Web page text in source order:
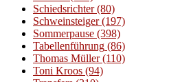
Schiedsrichter(80)
Schweinsteiger(197)
Sommerpause (398)
Tabellenführung (86)
Thomas Müller(110)
Toni Kroos (94)